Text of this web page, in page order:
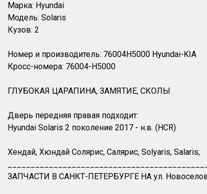
Марка: Hyundai
Модель: Solaris
Кузов: 2
Номер и производитель: 76004H5000 Hyundai-KIA
Кросс-номера: 76004-H5000
ГЛУБОКАЯ ЦАРАПИНА, ЗАМЯТИЕ, СКОЛЫ
Дверь передняя правая подходит:
Hyundai Solaris 2 поколение 2017 - н.в. (HCR)
Хендай, Хюндай Солярис, Салярис, Solyaris, Salaris;
ЗАПЧАСТИ В САНКТ-ПЕТЕРБУРГЕ НА ул.